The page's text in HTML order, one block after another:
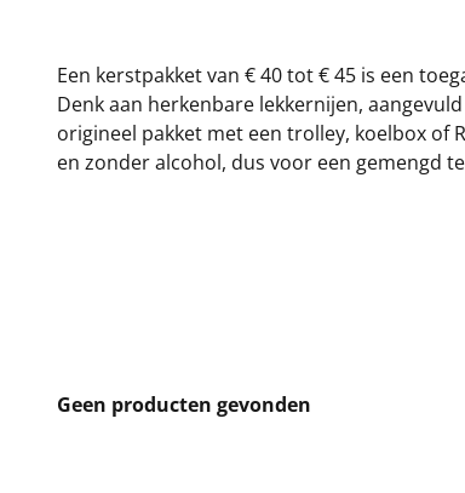
Een kerstpakket van € 40 tot € 45 is een
Denk aan herkenbare lekkernijen,
origineel pakket met een trolley, koelbox of
en zonder alcohol, dus voor een gemengd
Geen producten gevonden